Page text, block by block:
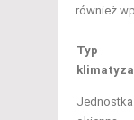
również
Typ
Jednostka